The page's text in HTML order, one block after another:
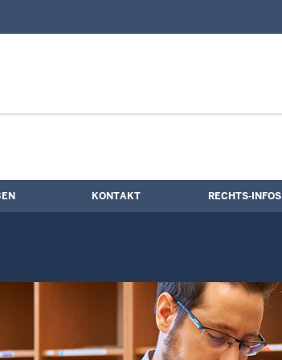
Kontaktformular
KONTAKT RECHTS-INFOS